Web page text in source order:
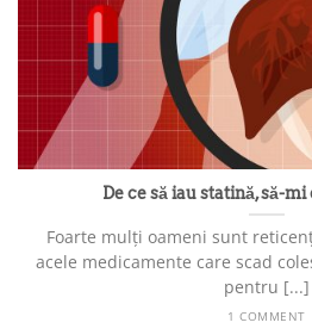
De ce să iau statină, să-
Foarte mulți oameni sunt
acele medicamente care scad
pentru [...]
1 COMMENT